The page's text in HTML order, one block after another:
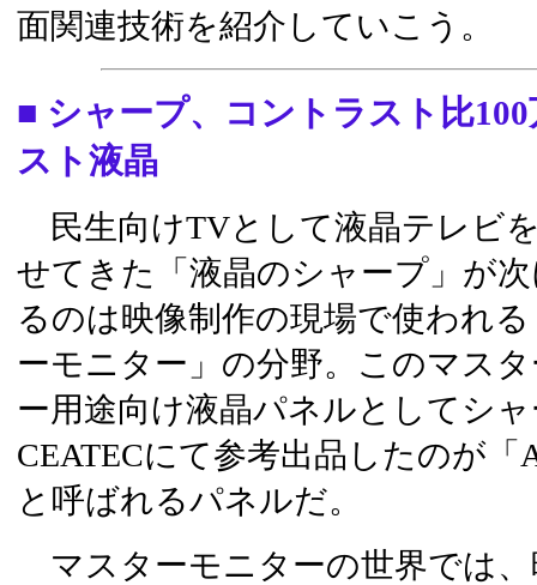
面関連技術を紹介していこう。
■ シャープ、コントラスト比
スト液晶
民生向けTVとして液晶テレビ
せてきた「液晶のシャープ」が
るのは映像制作の現場で使われ
ーモニター」の分野。このマス
ー用途向け液晶パネルとしてシ
CEATECにて参考出品したのが
と呼ばれるパネルだ。
マスターモニターの世界では、